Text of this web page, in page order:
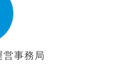
営事務局